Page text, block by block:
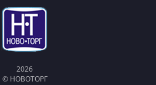
2026
© НОВОТОРГ